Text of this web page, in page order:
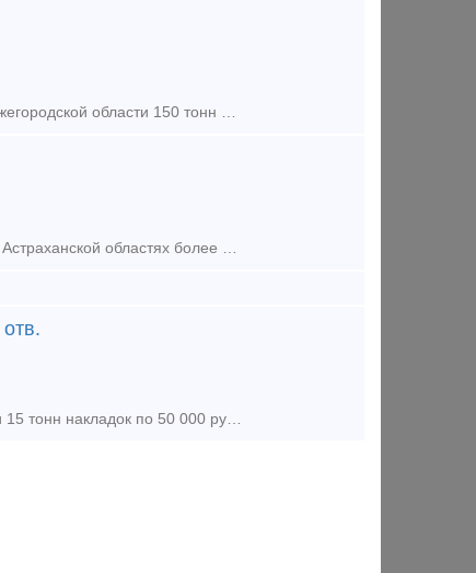
Предложение (продажа) Добрый день! В наличии на складах хранения в Нижегородской области 150 тонн подкладки Д-65 (вперемешку и б/у и новые). Готов отдать по 25 000 рубле
Предложение (продажа) В наличии на складах хранения в Нижегородской и Астраханской областях более 350 тонн подкладки Д-65 б/у (вперемешку и б\у и хорошая). Цена за тонну
Предложение (продажа) В наличии на складе хранения в Кировской области 15 тонн накладок по 50 000 рублей за тонну. Цена: 50 000